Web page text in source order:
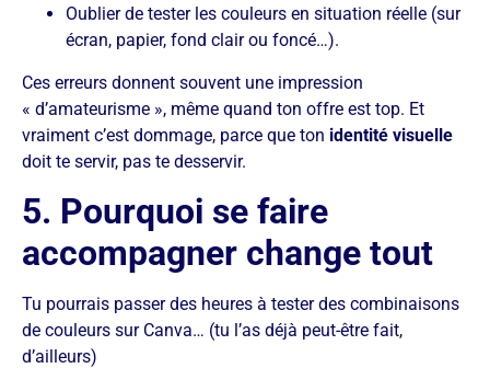
Oublier de tester les couleurs en situation réelle (sur
écran, papier, fond clair ou foncé…).
Ces erreurs donnent souvent une impression
« d’amateurisme », même quand ton offre est top. Et
vraiment c’est dommage, parce que ton identité visuelle
doit te servir, pas te desservir.
5. Pourquoi se faire
accompagner change tout
Tu pourrais passer des heures à tester des combinaisons
de couleurs sur Canva… (tu l’as déjà peut-être fait,
d’ailleurs)